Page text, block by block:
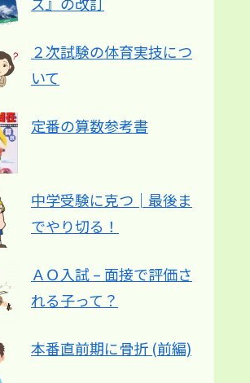
２次試験の体育実技につ
いて
定番の算数参考書
中学受験に克つ│最後ま
でやり切る！
ＡＯ入試 – 面接で評価さ
れる子って？
本番直前期に骨折 (前編)